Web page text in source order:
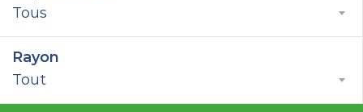
Tous
Rayon
Tout